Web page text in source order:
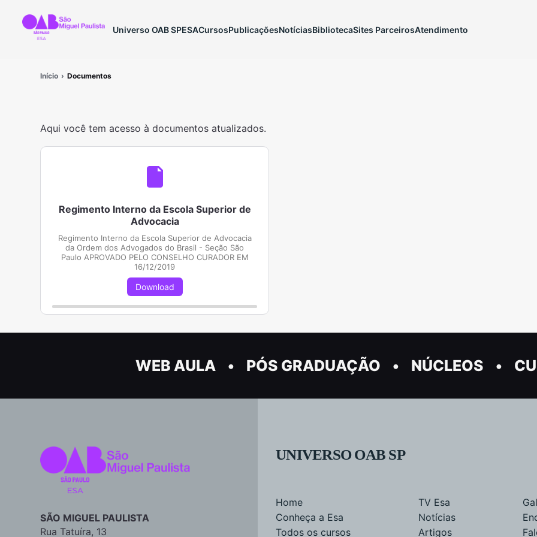
Universo OAB SPESACursosPublicaçõesNotíciasBibliotecaSites ParceirosAtendimento
Início Documentos
Aqui você tem acesso à documentos atualizados.
Regimento Interno da Escola Superior de
Advocacia
Regimento Interno da Escola Superior de Advocacia
da Ordem dos Advogados do Brasil - Seção São
Paulo APROVADO PELO CONSELHO CURADOR EM
16/12/2019
Download
WEB AULA PÓS GRADUAÇÃO NÚCLEOS
SÃO MIGUEL PAULISTA
Rua Tatuíra, 13
UNIVERSO OAB SP
Home
Conheça a Esa
Todos os cursos
TV Esa
Notícias
Artigos